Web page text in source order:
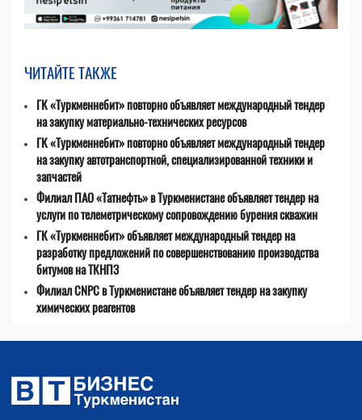
ЧИТАЙТЕ ТАКЖЕ
ГК «Туркменнебит» повторно объявляет международный тендер
на закупку материально-технических ресурсов
ГК «Туркменнебит» повторно объявляет международный тендер
на закупку автотранспортной, специализированной техники и
запчастей
Филиал ПАО «Татнефть» в Туркменистане объявляет тендер на
услуги по телеметрическому сопровождению бурения скважин
ГК «Туркменнебит» объявляет международный тендер на
разработку предложений по совершенствованию производства
битумов на ТКНПЗ
Филиал CNPC в Туркменистане объявляет тендер на закупку
химических реагентов